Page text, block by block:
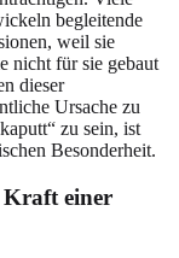
begleitende
weil sie
nicht für sie gebaut
dieser
Ursache zu
zu sein, ist
Besonderheit.
einer